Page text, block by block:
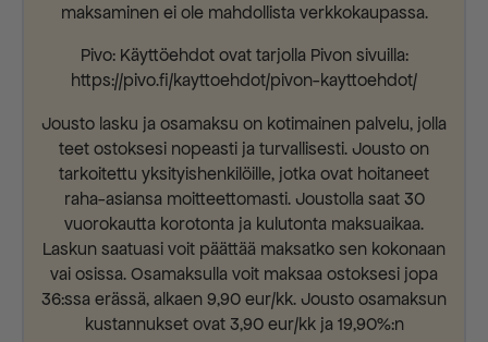
maksaminen ei ole mahdollista verkkokaupassa.
Pivo: Käyttöehdot ovat tarjolla Pivon sivuilla:
https://pivo.fi/kayttoehdot/pivon-kayttoehdot/
Jousto lasku ja osamaksu on kotimainen palvelu, jolla
teet ostoksesi nopeasti ja turvallisesti. Jousto on
tarkoitettu yksityishenkilöille, jotka ovat hoitaneet
raha-asiansa moitteettomasti. Joustolla saat 30
vuorokautta korotonta ja kulutonta maksuaikaa.
Laskun saatuasi voit päättää maksatko sen kokonaan
vai osissa. Osamaksulla voit maksaa ostoksesi jopa
36:ssa erässä, alkaen 9,90 eur/kk. Jousto osamaksun
kustannukset ovat 3,90 eur/kk ja 19,90%:n